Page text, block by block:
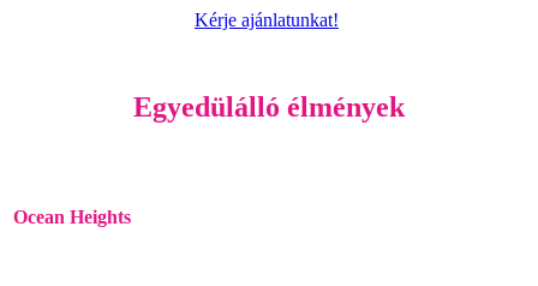
Kérje ajánlatunkat!
Egyedülálló élmények
Ocean Heights